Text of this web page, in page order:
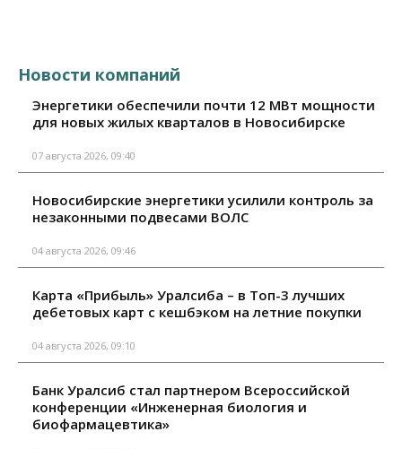
Новости компаний
Энергетики обеспечили почти 12 МВт мощности
для новых жилых кварталов в Новосибирске
07 августа 2026, 09:40
Новосибирские энергетики усилили контроль за
незаконными подвесами ВОЛС
04 августа 2026, 09:46
Карта «Прибыль» Уралсиба – в Топ-3 лучших
дебетовых карт с кешбэком на летние покупки
04 августа 2026, 09:10
Банк Уралсиб стал партнером Всероссийской
конференции «Инженерная биология и
биофармацевтика»